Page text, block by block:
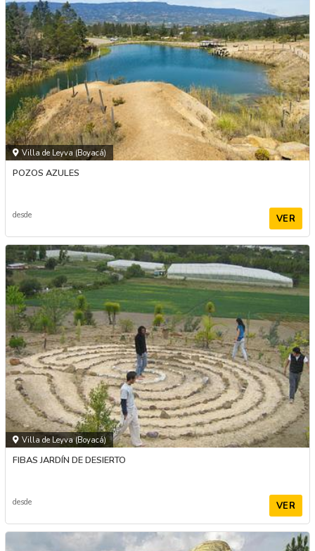
Villa de Leyva (Boyacá)
POZOS AZULES
desde VER
Villa de Leyva (Boyacá)
FIBAS JARDÍN DE DESIERTO
desde VER